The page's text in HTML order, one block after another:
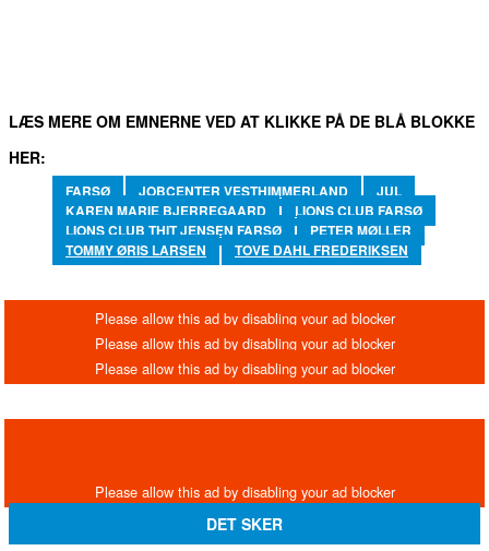
LÆS MERE OM EMNERNE VED AT KLIKKE PÅ DE BLÅ BLOKKE
HER:
FARSØ JOBCENTER VESTHIMMERLAND
JUL
KAREN MARIE BJERREGAARD
LIONS CLUB FARSØ
LIONS CLUB THIT JENSEN FARSØ
PETER MØLLER
TOMMY ØRIS LARSEN
TOVE DAHL FREDERIKSEN
DET SKER